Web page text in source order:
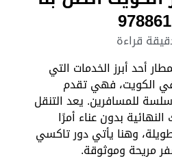
أحد أبرز الخدمات التي
في الكويت، فهي تقدم
للمسافرين. يعد التنقل
بدون عناء أمرًا
وهنا يأتي دور تاكسي
مريحة وموثوقة.